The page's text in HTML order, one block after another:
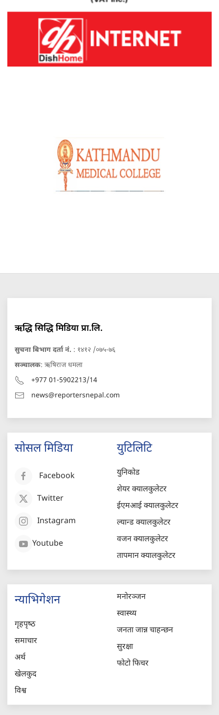
ऋद्धि सिद्धि मिडिया प्रा.लि.
सुचना बिभाग दर्ता नं. : १४१२ /०७५-७६
सञ्चालक: ऋषिराज धमला
+977 01-5902213/14
news@reportersnepal.com
सोसल मिडिया
Facebook
Twitter
Instagram
Youtube
युटिलिटि
युनिकोड
शेयर क्यालकुलेटर
ईएमआई क्यालकुलेटर
ल्यान्ड क्यालकुलेटर
वजन क्यालकुलेटर
तापमान क्यालकुलेटर
न्याभिगेशन
गृहपृष्‍ठ
समाचार
अर्थ
खेलकुद
विश्व
मनोरञ्जन
स्वास्थ्य
जनता जान्न चाहन्छन
सुरक्षा
फोटो फिचर